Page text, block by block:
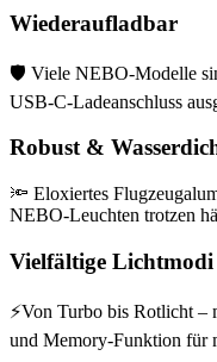
Wiederaufladbar
🛡️ Viele NEBO-Modelle
USB-C-Ladeanschluss
Robust &
🔦 Eloxiertes
NEBO-Leuchten trotzen
Vielfältige Lichtmodi
⚡Von Turbo bis Rotlicht
und Memory-Funktion für